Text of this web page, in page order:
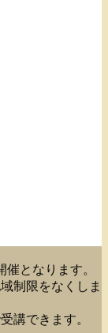
となります。
制限をなくしま
講できます。